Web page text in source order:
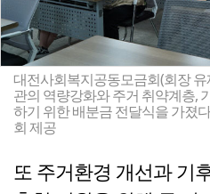
대전사회복지공동모금회(회장
관의 역량강화와 주거 취약계층,
하기 위한 배분금 전달식을 가졌
회 제공
또 주거환경 개선과 기